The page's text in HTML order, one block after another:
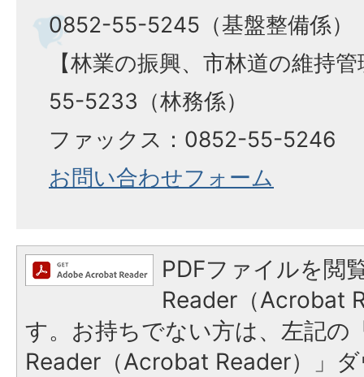
0852-55-5245（基盤整備係）
【林業の振興、市林道の維持
55-5233（林務係）
ファックス：0852-55-5246
お問い合わせフォーム
PDFファイルを閲
Reader（Acrobat
す。お持ちでない方は、左記の
Reader（Acrobat Reader）」